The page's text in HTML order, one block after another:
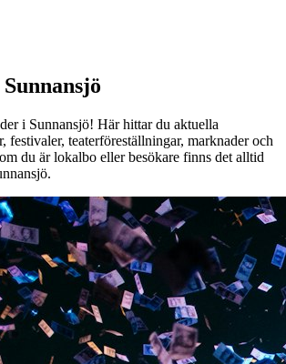
i Sunnansjö! Här hittar du aktuella
festivaler, teaterföreställningar, marknader och
du är lokalbo eller besökare finns det alltid